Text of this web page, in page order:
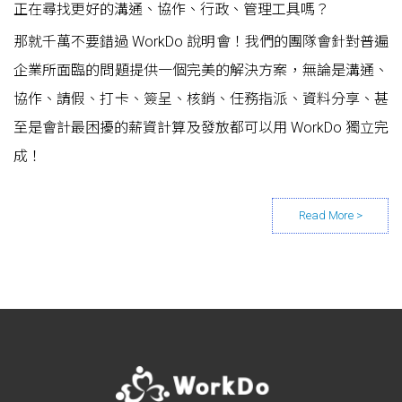
正在尋找更好的溝通、協作、行政、管理工具嗎？
那就千萬不要錯過 WorkDo 說明會！我們的團隊會針對普遍
企業所面臨的問題提供一個完美的解決方案，無論是溝通、
協作、請假、打卡、簽呈、核銷、任務指派、資料分享、甚
至是會計最困擾的薪資計算及發放都可以用 WorkDo 獨立完
成！
Posts navigation